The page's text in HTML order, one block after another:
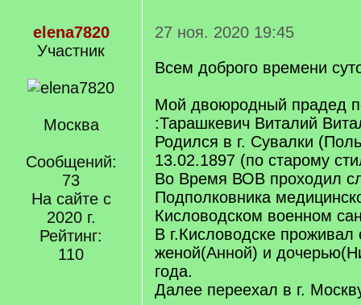
elena7820
Участник
Москва
Сообщений:
73
На сайте с
2020 г.
Рейтинг:
110
27 ноя. 2020 19:45
Всем доброго времени
Мой двоюродный прадед
:Тарашкевич Виталий
Родился в г. Сувалки
13.02.1897 (по старому
Во Время ВОВ проходил
Подполковника
Кисловодском военном
В г.Кисловодске проживал
женой(Анной) и
года.
Далее переехал в г.